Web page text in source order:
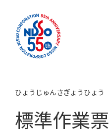
標準作業票
ひょうじゅんさぎょうひょう